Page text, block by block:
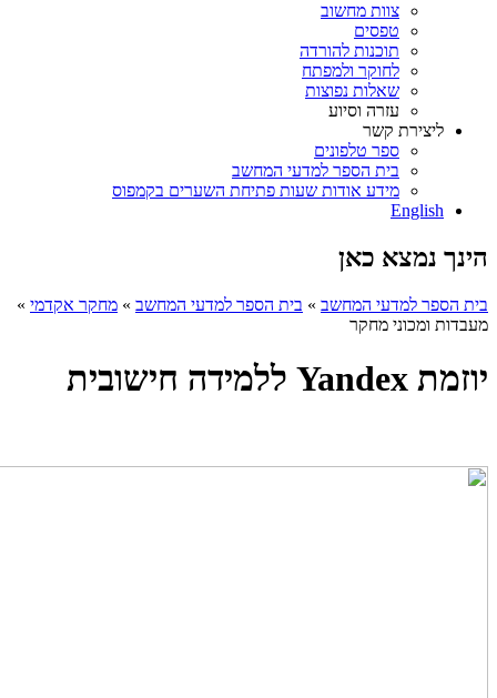
צוות מחשוב
טפסים
תוכנות להורדה
לחוקר ולמפתח
שאלות נפוצות
עזרה וסיוע
ליצירת קשר
ספר טלפונים
בית הספר למדעי המחשב
מידע אודות שעות פתיחת השערים בקמפוס
English
הינך נמצא כאן
בית הספר למדעי המחשב » בית הספר למדעי המחשב » מחקר אקדמי »
מעבדות ומכוני מחקר
יוזמת Yandex ללמידה חישובית